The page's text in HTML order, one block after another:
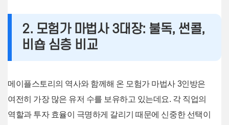
2. 모험가 마법사 3대장: 불독, 썬콜,
비숍 심층 비교
메이플스토리의 역사와 함께해 온 모험가 마법사 3인방은
여전히 가장 많은 유저 수를 보유하고 있는데요. 각 직업의
역할과 투자 효율이 극명하게 갈리기 때문에 신중한 선택이